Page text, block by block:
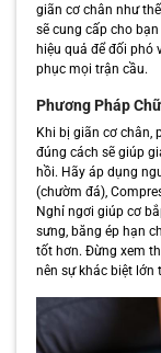
giãn cơ chân như
sẽ cung cấp cho
hiệu quả để đối phó
phục mọi trận cầu.
Phương Pháp
Khi bị giãn cơ chân,
đúng cách sẽ giúp
hồi. Hãy áp dụng
(chườm đá),
Nghỉ ngơi giúp cơ
sưng, băng ép hạn
tốt hơn. Đừng xem
nên sự khác biệt lớn